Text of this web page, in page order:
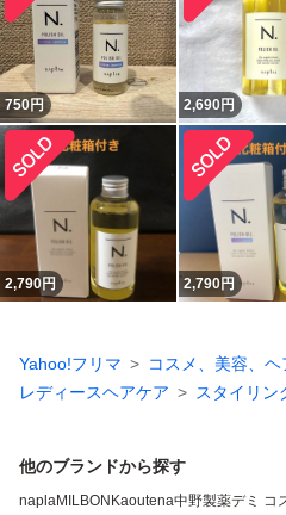
750円 2,690円
2,790円 2,790円
Yahoo!フリマ
コスメ、美容、ヘ
レディースヘアケア
スタイリン
他のブランドから探す
naplaMILBON Kaoutena中野製薬デミ コ